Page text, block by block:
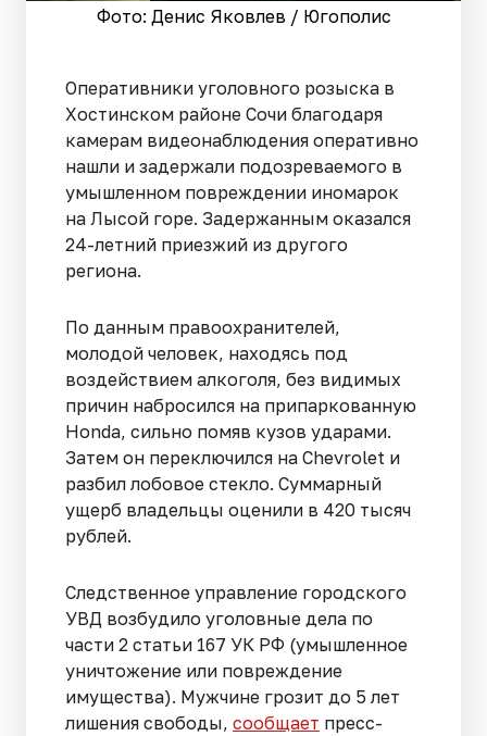
Фото: Денис Яковлев / Югополис
Оперативники уголовного розыска в
Хостинском районе Сочи благодаря
камерам видеонаблюдения оперативно
нашли и задержали подозреваемого в
умышленном повреждении иномарок
на Лысой горе. Задержанным оказался
24-летний приезжий из другого
региона.
По данным правоохранителей,
молодой человек, находясь под
воздействием алкоголя, без видимых
причин набросился на припаркованную
Honda, сильно помяв кузов ударами.
Затем он переключился на Chevrolet и
разбил лобовое стекло. Суммарный
ущерб владельцы оценили в 420 тысяч
рублей.
Следственное управление городского
УВД возбудило уголовные дела по
части 2 статьи 167 УК РФ (умышленное
уничтожение или повреждение
имущества). Мужчине грозит до 5 лет
лишения свободы, сообщает пресс-